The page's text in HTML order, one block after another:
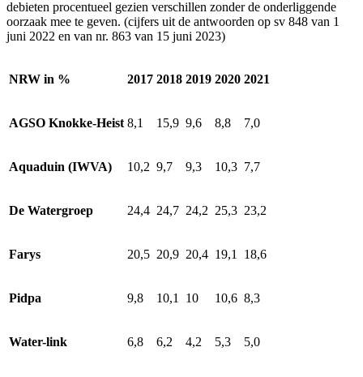
debieten procentueel gezien verschillen zonder de onderliggende
oorzaak mee te geven. (cijfers uit de antwoorden op sv 848 van 1
juni 2022 en van nr. 863 van 15 juni 2023)
NRW in % 2017 2018 2019 2020 2021
AGSO Knokke-Heist 8,1 15,9 9,6 8,8 7,0
Aquaduin (IWVA) 10,2 9,7 9,3 10,3 7,7
De Watergroep 24,4 24,7 24,2 25,3 23,2
Farys 20,5 20,9 20,4 19,1 18,6
Pidpa 9,8 10,1 10 10,6 8,3
Water-link 6,8 6,2 4,2 5,3 5,0